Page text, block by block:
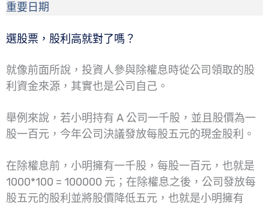
重要日期
選股票，股利高就對了嗎？
就像前面所說，投資人參與除權息時從公司領取的股
利資金來源，其實也是公司自己。
舉例來說，若小明持有 A 公司一千股，並且股價為一
股一百元，今年公司決議發放每股五元的現金股利。
在除權息前，小明擁有一千股，每股一百元，也就是
1000*100 = 100000 元；在除權息之後，公司發放每
股五元的股利並將股價降低五元，也就是小明擁有